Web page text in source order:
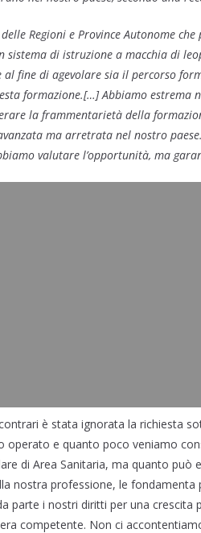
Regioni e Province Autonome
di istruzione a macchia di
fine di agevolare sia il percorso
formazione.[…] Abbiamo estrema
la frammentarietà della
ma arretrata nel nostro
valutare l’opportunità, ma
è stata ignorata la richiesta
operato e quanto poco veniamo
di Area Sanitaria, ma quanto può
nostra professione, le fondamenta
parte i nostri diritti per una crescita
competente. Non ci